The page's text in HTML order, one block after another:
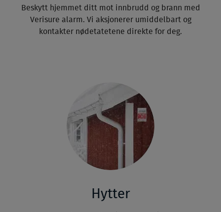
Beskytt hjemmet ditt mot innbrudd og brann med
Verisure alarm. Vi aksjonerer umiddelbart og
kontakter nødetatetene direkte for deg.
Hytter